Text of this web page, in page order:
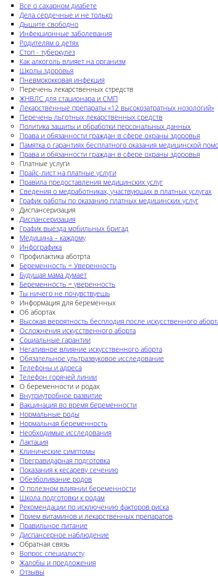
Все о сахарном диабете
Дела сердечные и не только
Дышите свободно
Инфекционные заболевания
Родителям о детях
Стоп - туберкулез
Как алкоголь влияет на организм
Школы здоровья
Пневмококковая инфекция
Перечень лекарственных стредств
ЖНВЛС для стационара и СМП
Лекарственные препараты «12 высокозатратных нозологий»
Перечень льготных лекарственных средств
Политика защиты и обработки персональных данных
Права и обязанности граждан в сфере охраны здоровья
Памятка о гарантиях бесплатного оказания медицинской
Права и обязанности граждан в сфере охраны здоровья
Платные услуги
Прайс-лист на платные услуги
Правила предоставления медицинских услуг
Сведения о медработниках, участвующих в платных услугах
График работы по оказанию платных медицинских услуг
Диспансеризация
Диспансеризация
График выезда мобильных бригад
Медицина – каждому
Инфографика
Профилактика аботрта
Беременность = Уверенность
Будущая мама думает
Беременность = уверенность
Ты ничего не почувствуешь
Информация для беременных
Об абортах
Высокая вероятность бесплодия после искусственного
Осложнения искусственного аборта
Социальные гарантии
Негативное влияние искусственного аборта
Обязательное ультразвуковое исследование
Телефоны и адреса
Телефон горячей линии
О беременности и родах
Внутриутробное развитие
Вакцинация во время беременности
Нормальные роды
Нормальная беременность
Необходимые исследования
Лактация
Клинические симптомы
Прегравидарная подготовка
Показания к кесареву сечению
Обезболивание родов
О полезном влиянии беременности
Школа подготовки к родам
Рекомендации по исключению факторов риска
Прием витаминов и лекарственных препаратов
Правильное питание
Диспансерное наблюдение
Обратная связь
Вопрос специалисту
Жалобы и предложения
Отзывы